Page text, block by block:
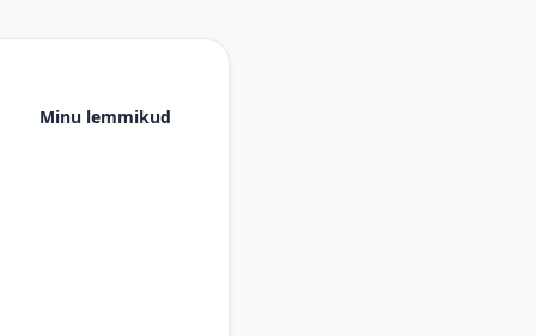
Minu lemmikud